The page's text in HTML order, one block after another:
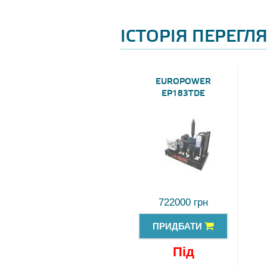
ІСТОРІЯ
EUROPOWER
EP183TDE
722000 грн
ПРИДБАТИ
Під